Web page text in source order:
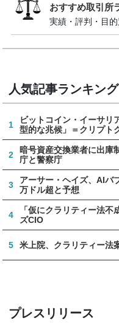
おすすめ取引所
実績・評判・目的
人気記事ランキング
1
ビットコイン・イーサリ
型的な兆候」＝クリプト
2
暗号資産交換業者に出
庁と警察庁
3
アーサー・ヘイズ、AIバ
万ドル超と予想
4
「仮にクラリティー法
ズCIO
5 米上院、クラリティー法
プレスリリース